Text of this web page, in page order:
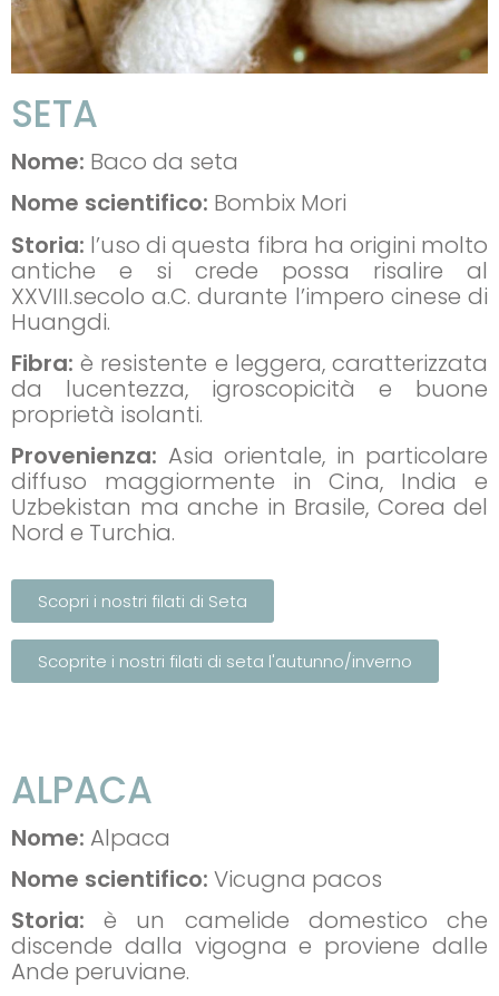
SETA
Nome: Baco da seta
Nome scientifico: Bombix Mori
Storia: l’uso di questa fibra ha origini molto
antiche e si crede possa risalire al
XXVIII.secolo a.C. durante l’impero cinese di
Huangdi.
Fibra: è resistente e leggera, caratterizzata
da lucentezza, igroscopicità e buone
proprietà isolanti.
Provenienza: Asia orientale, in particolare
diffuso maggiormente in Cina, India e
Uzbekistan ma anche in Brasile, Corea del
Nord e Turchia.
Scopri i nostri filati di Seta
Scoprite i nostri filati di seta l'autunno/inverno
ALPACA
Nome: Alpaca
Nome scientifico: Vicugna pacos
Storia: è un camelide domestico che
discende dalla vigogna e proviene dalle
Ande peruviane.